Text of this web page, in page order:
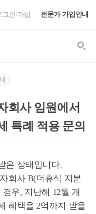
그인/가입 전문가 가입안내
회사 임원에서
특례 적용 문의
은 상태입니다.
회사 B(더휴식 지분
우, 지난해 12월 개
혜택을 2억까지 받을